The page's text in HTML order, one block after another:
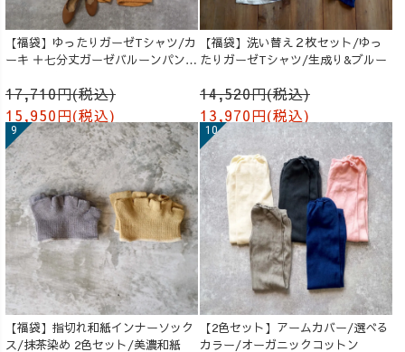
【福袋】ゆったりガーゼTシャツ/カ
ーキ ＋七分丈ガーゼバルーンパンツ
17,710円(税込)
15,950円(税込)
【福袋】洗い替え２枚セット/ゆっ
たりガーゼTシャツ/生成り&ブルー
14,520円(税込)
13,970円(税込)
【福袋】指切れ和紙インナーソック
ス/抹茶染め 2色セット/美濃和紙
【2色セット】アームカバー/選べる
カラー/オーガニックコットン